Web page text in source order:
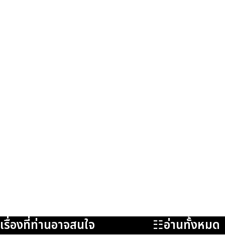
เรื่องที่ท่านอาจสนใจ ☷อ่านทั้งหมด